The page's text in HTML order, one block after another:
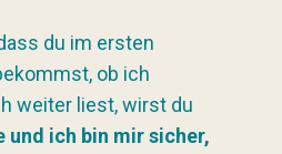
du im ersten
ob ich
weiter liest, wirst du
und ich bin mir sicher,